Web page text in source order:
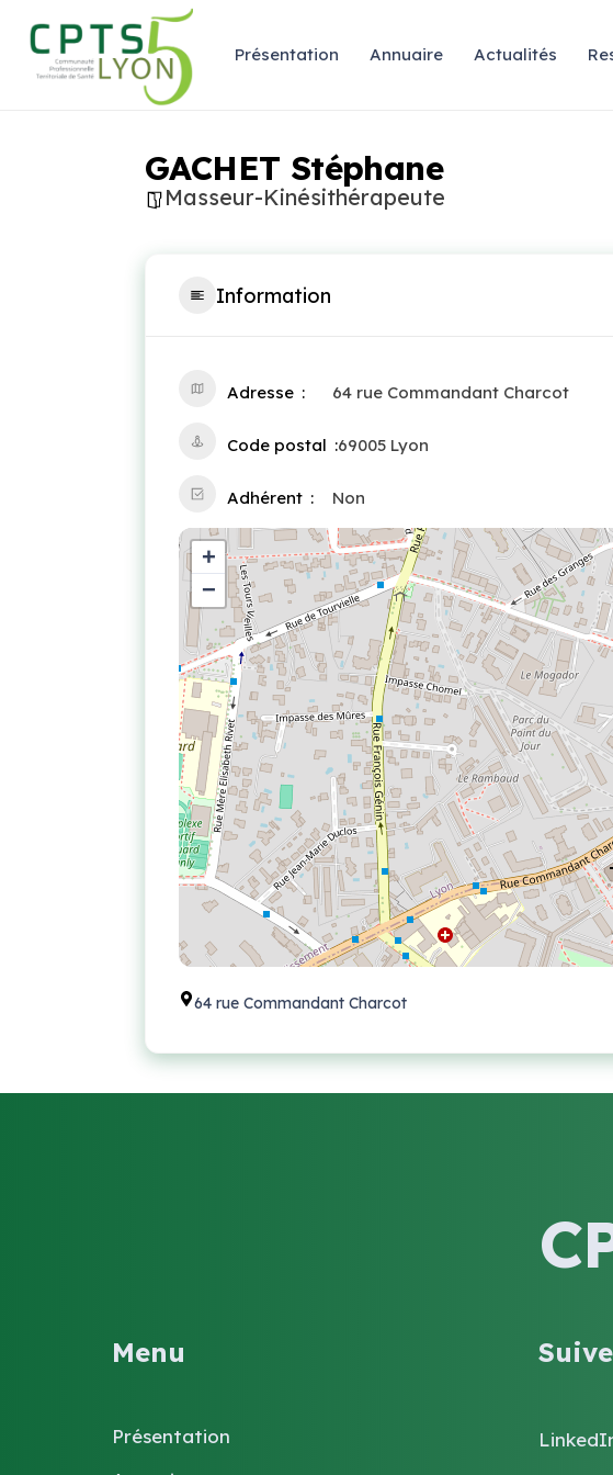
Présentation Annuaire Actualités
GACHET Stéphane
Masseur-Kinésithérapeute
Information
Adresse 64 rue Commandant Charcot
Code postal 69005 Lyon
Adhérent Non
+
−
64 rue Commandant Charcot
Menu
Présentation